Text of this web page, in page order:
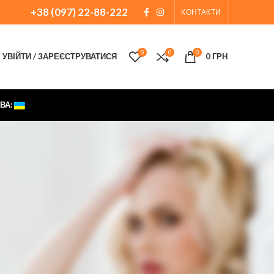
+38 (097) 22-88-222 КОНТАКТИ
УВІЙТИ / ЗАРЕЄСТРУВАТИСЯ 0 0 0 0ГРН